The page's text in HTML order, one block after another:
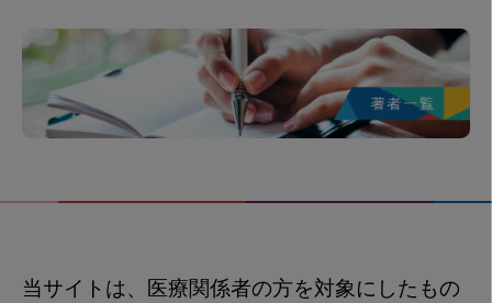
当サイトは、医療関係者の方を対象にしたもの